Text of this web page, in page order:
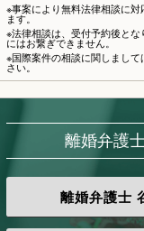
※事案により無料法律相談に
ます。
※法律相談は、 受付予約後とな
にはお繋ぎできません。
※国際案件の相談に関しまして
さい。
離婚弁護
離婚弁護士